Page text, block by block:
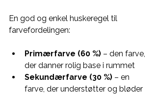
En god og enkel huskeregel til
farvefordelingen:
Primærfarve (60 %) – den farve,
der danner rolig base i rummet
Sekundærfarve (30 %) – en
farve, der understøtter og bløder